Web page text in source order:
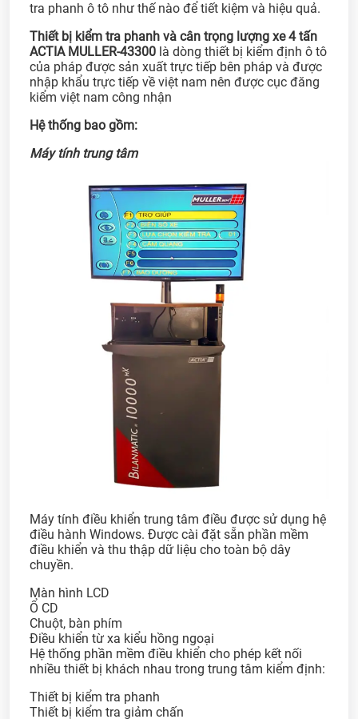
tra phanh ô tô như thế nào để tiết kiệm và hiệu quả.
Thiết bị kiểm tra phanh và cân trọng lượng xe 4 tấn
ACTIA MULLER-43300 là dòng thiết bị kiểm định ô tô
của pháp được sản xuất trực tiếp bên pháp và được
nhập khẩu trực tiếp về việt nam nên được cục đăng
kiểm việt nam công nhận
Hệ thống bao gồm:
Máy tính trung tâm
Máy tính điều khiển trung tâm điều được sử dụng hệ
điều hành Windows. Được cài đặt sẵn phần mềm
điều khiển và thu thập dữ liệu cho toàn bộ dây
chuyền.
Màn hình LCD
Ổ CD
Chuột, bàn phím
Điều khiển từ xa kiểu hồng ngoại
Hệ thống phần mềm điều khiển cho phép kết nối
nhiều thiết bị khách nhau trong trung tâm kiểm định:
Thiết bị kiểm tra phanh
Thiết bị kiểm tra giảm chấn